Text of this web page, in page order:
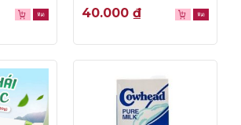
0
out
5
40.000 ₫